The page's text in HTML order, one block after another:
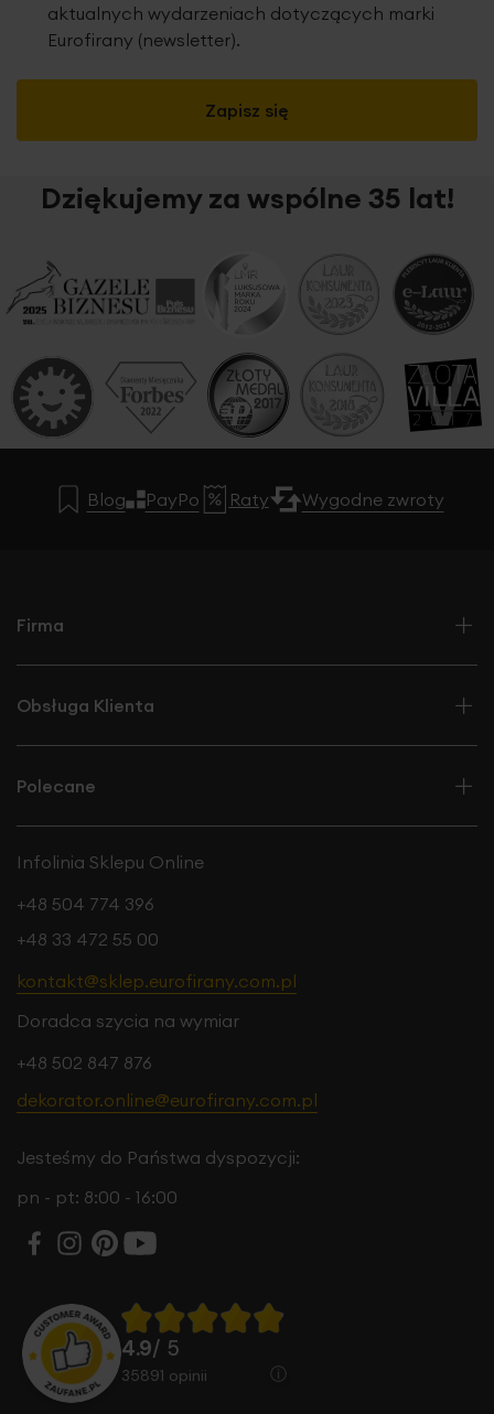
Zapisz się
aktualnych wydarzeniach dotyczących marki
Eurofirany (newsletter).
Dziękujemy za wspólne 35 lat!
Blog PayPo Raty Wygodne zwroty
Firma
Obsługa Klienta
Polecane
Infolinia Sklepu Online
+48 504 774 396
+48 33 472 55 00
kontakt@sklep.eurofirany.com.pl
Doradca szycia na wymiar
+48 502 847 876
dekorator.online@eurofirany.com.pl
Jesteśmy do Państwa dyspozycji:
pn - pt: 8:00 - 16:00
4.9/ 5
35891 opinii